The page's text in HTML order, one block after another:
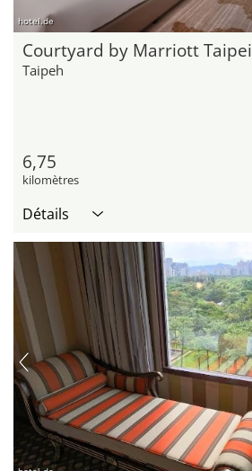
hotel.de
Courtyard by Marriott Taipei
Taipeh
6,75
kilomètres
Détails